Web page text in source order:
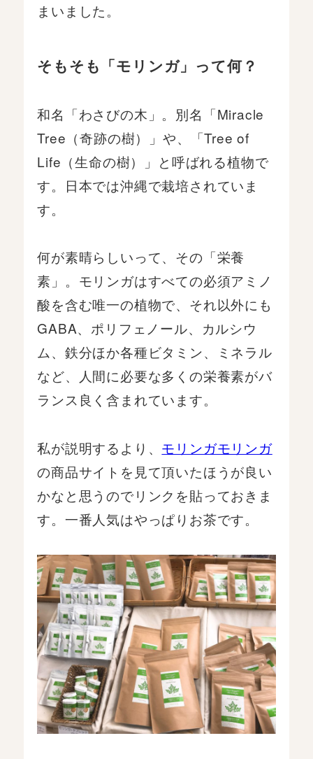
まいました。
そもそも「モリンガ」って何？
和名「わさびの木」。別名「Miracle
Tree（奇跡の樹）」や、「Tree of
Life（生命の樹）」と呼ばれる植物で
す。日本では沖縄で栽培されていま
す。
何が素晴らしいって、その「栄養
素」。モリンガはすべての必須アミノ
酸を含む唯一の植物で、それ以外にも
GABA、ポリフェノール、カルシウ
ム、鉄分ほか各種ビタミン、ミネラル
など、人間に必要な多くの栄養素がバ
ランス良く含まれています。
私が説明するより、 モリンガモリンガ
の商品サイトを見て頂いたほうが良い
かなと思うのでリンクを貼っておきま
す。一番人気はやっぱりお茶です。